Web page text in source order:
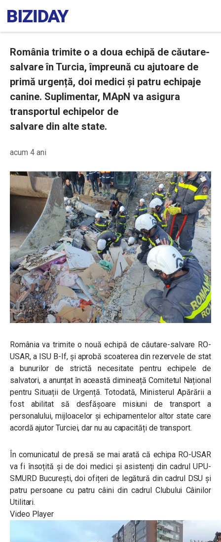
România trimite o a doua echipă de căutare-
salvare în Turcia, împreună cu ajutoare de
primă urgență, doi medici și patru echipaje
canine. Suplimentar, MApN va asigura
transportul echipelor de
salvare din alte state.
acum 4 ani
România va trimite o nouă echipă de căutare-salvare RO-
USAR, a ISU B-If, și aprobă scoaterea din rezervele de stat
a bunurilor de strictă necesitate pentru echipele de
salvatori, a anunțat în această dimineață Comitetul Național
pentru Situații de Urgență. Totodată, Ministerul Apărării a
fost abilitat să desfășoare misiuni de transport a
personalului, mijloacelor și echipamentelor altor state care
acordă ajutor Turciei, dar nu au capacități de transport.
În comunicatul de presă se mai arată că echipa RO-USAR
va fi însoțită și de doi medici și asistenți din cadrul UPU-
SMURD București, doi ofițeri de legătură din cadrul DSU și
patru persoane cu patru câini din cadrul Clubului Câinilor
Utilitari.
Video Player